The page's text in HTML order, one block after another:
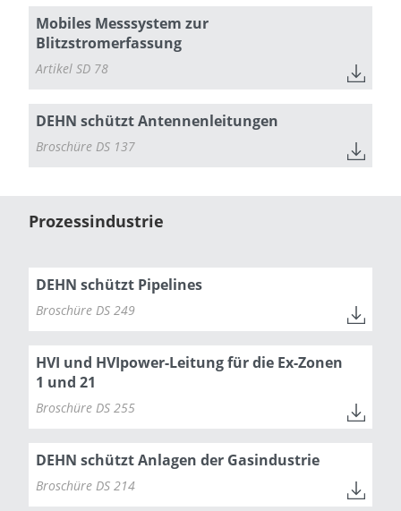
Mobiles Messsystem zur
Blitzstromerfassung
Artikel SD 78
DEHN schützt Antennenleitungen
Broschüre DS 137
Prozessindustrie
DEHN schützt Pipelines
Broschüre DS 249
HVI und HVIpower-Leitung für die Ex-Zonen
1 und 21
Broschüre DS 255
DEHN schützt Anlagen der Gasindustrie
Broschüre DS 214